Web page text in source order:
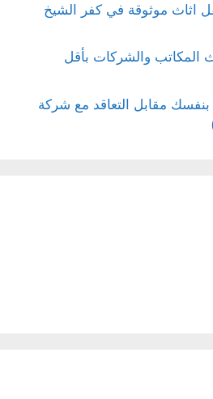
موثوقة في كفر الشيخ
المكاتب والشركات بأقل
بنفسك مقابل التعاقد مع شركة